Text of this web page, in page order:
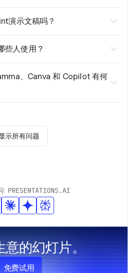
个 PDF 文件或一个 URL，它就能
合适的布局并应用简洁的设
获得一份完整的演示文稿。
：输入主题、粘贴笔记、上传
分享网址。Presentations.AI 会读
晰、逻辑流畅的演示文稿，并应
幻灯片，并一键导出到
。
演示文稿吗？
根据您的输入自动生成完整的
需手动设置。您可以将演示文稿
该文件可在Microsoft
中打开，并保留所有文本、
些人使用？
通过演示文稿将想法转化为决策
始人、销售团队、市场营销人
师。无论是在初创公司、大型
清晰的演示文稿能推动工作进
、Canva 和 Copilot 有何
速度。而 Presentations.AI 则专
一次性、网页优先的演示文稿而设
计工具，而非专业的演示平台。
示所有问题
PRESENTATIONS.AI
意的幻灯片。
免费试用